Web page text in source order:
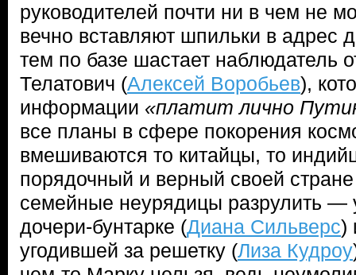
руководителей почти ни в чем не
вечно вставляют шпильки в адрес
тем по базе шастает наблюдатель
Телатович (Алексей Воробьев),
информации «платит лично
все планы в сфере покорения
вмешиваются то китайцы, то
порядочный и верный своей
семейные неурядицы разрулить —
дочери-бунтарке (Диана Сильверс)
угодившей за решетку (Лиза Кудроу